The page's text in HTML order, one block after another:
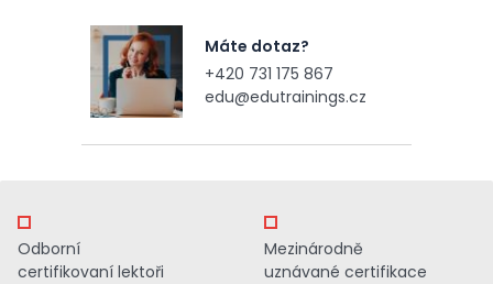
Máte dotaz?
+420 731 175 867
edu@edutrainings.cz
Odborní
certifikovaní lektoři
Mezinárodně
uznávané certifikace